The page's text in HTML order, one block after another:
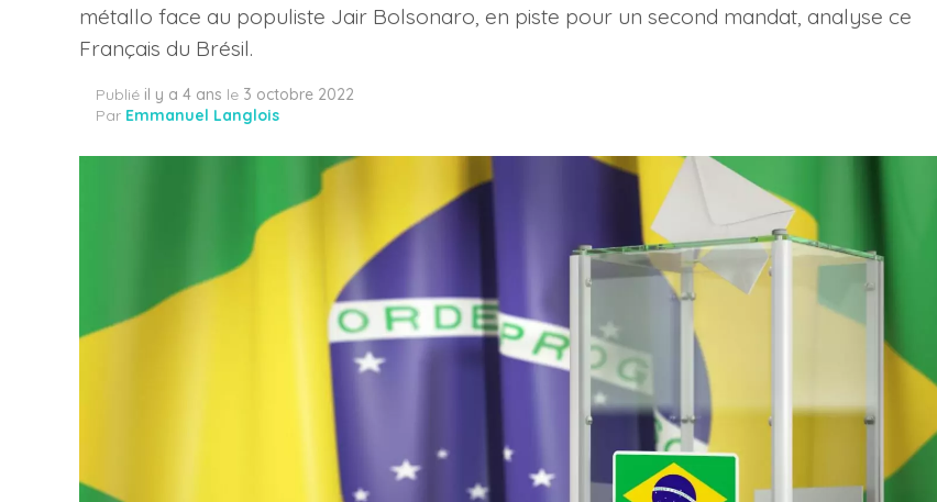
métallo face au populiste Jair Bolsonaro, en piste pour un second mandat, analyse ce
Français du Brésil.
Publié il y a 4 ans le 3 octobre 2022
Par Emmanuel Langlois